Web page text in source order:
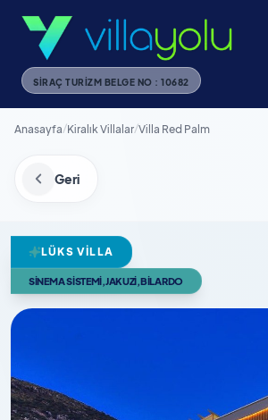
SIRAÇ TURIZM BELGE NO : 10682
Anasayfa/Kiralık Villalar/Villa Red Palm
Geri
LÜKS VILLA
SINEMA SISTEMI,JAKUZI,BILARDO